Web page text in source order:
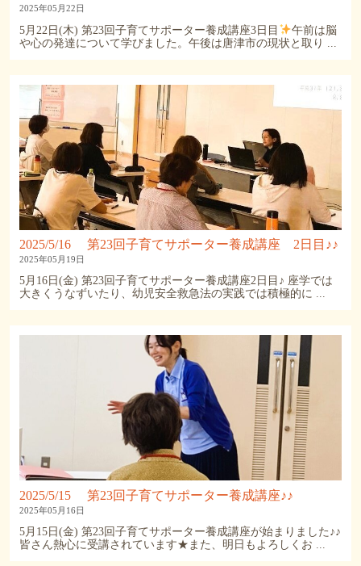
2025年05月22日
5月22日(木) 第23回子育てサポーター養成講座3日目
午前は脳
や心の発達について学びました。午後は唐津市の現状と取り ...
2025/5/16 第23回子育てサポーター養成講座 2日目♪♪
2025年05月19日
5月16日(金) 第23回子育てサポーター養成講座2日目♪ 座学では
大きくうなずいたり、幼児安全救急法の実践では積極的に ...
2025/5/15 第23回子育てサポーター養成講座♪♪
2025年05月16日
5月15日(金) 第23回子育てサポーター養成講座が始まりました♪♪
皆さん熱心に受講されています★また、明日もよろしくお ...